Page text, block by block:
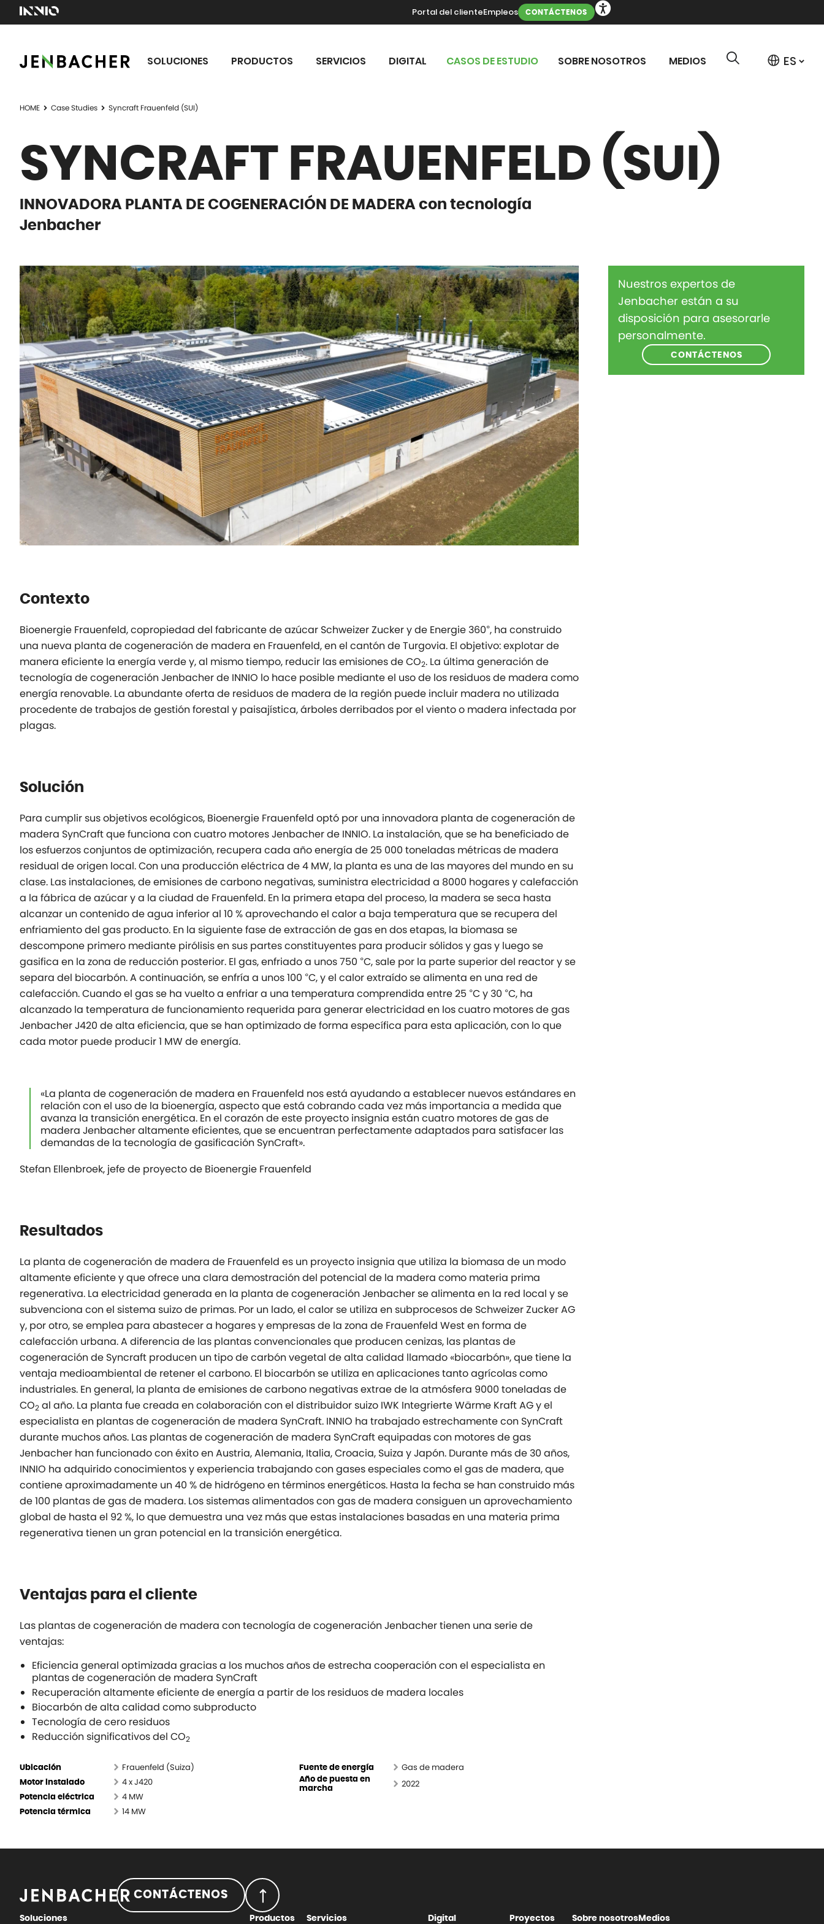
Portal del clienteEmpleos CONTÁCTENOS
SOLUCIONES PRODUCTOS SERVICIOS DIGITAL CASOS DE ESTUDIO SOBRE NOSOTROS MEDIOS
HOME Case Studies Syncraft Frauenfeld (SUI)
SYNCRAFT FRAUENFELD (SUI)
INNOVADORA PLANTA DE COGENERACIÓN DE MADERA con tecnología
Jenbacher
Contexto
Bioenergie Frauenfeld, copropiedad del fabricante de azúcar Schweizer Zucker y de Energie 360°, ha construido
una nueva planta de cogeneración de madera en Frauenfeld, en el cantón de Turgovia. El objetivo: explotar de
manera eficiente la energía verde y, al mismo tiempo, reducir las emisiones de CO2. La última generación de
tecnología de cogeneración Jenbacher de INNIO lo hace posible mediante el uso de los residuos de madera como
energía renovable. La abundante oferta de residuos de madera de la región puede incluir madera no utilizada
procedente de trabajos de gestión forestal y paisajística, árboles derribados por el viento o madera infectada por
plagas.
Solución
Para cumplir sus objetivos ecológicos, Bioenergie Frauenfeld optó por una innovadora planta de cogeneración de
madera SynCraft que funciona con cuatro motores Jenbacher de INNIO. La instalación, que se ha beneficiado de
los esfuerzos conjuntos de optimización, recupera cada año energía de 25 000 toneladas métricas de madera
residual de origen local. Con una producción eléctrica de 4 MW, la planta es una de las mayores del mundo en su
clase. Las instalaciones, de emisiones de carbono negativas, suministra electricidad a 8000 hogares y calefacción
a la fábrica de azúcar y a la ciudad de Frauenfeld. En la primera etapa del proceso, la madera se seca hasta
alcanzar un contenido de agua inferior al 10 % aprovechando el calor a baja temperatura que se recupera del
enfriamiento del gas producto. En la siguiente fase de extracción de gas en dos etapas, la biomasa se
descompone primero mediante pirólisis en sus partes constituyentes para producir sólidos y gas y luego se
gasifica en la zona de reducción posterior. El gas, enfriado a unos 750 °C, sale por la parte superior del reactor y se
separa del biocarbón. A continuación, se enfría a unos 100 °C, y el calor extraído se alimenta en una red de
calefacción. Cuando el gas se ha vuelto a enfriar a una temperatura comprendida entre 25 °C y 30 °C, ha
alcanzado la temperatura de funcionamiento requerida para generar electricidad en los cuatro motores de gas
Jenbacher J420 de alta eficiencia, que se han optimizado de forma específica para esta aplicación, con lo que
cada motor puede producir 1 MW de energía.
«La planta de cogeneración de madera en Frauenfeld nos está ayudando a establecer nuevos estándares en
relación con el uso de la bioenergía, aspecto que está cobrando cada vez más importancia a medida que
avanza la transición energética. En el corazón de este proyecto insignia están cuatro motores de gas de
madera Jenbacher altamente eficientes, que se encuentran perfectamente adaptados para satisfacer las
demandas de la tecnología de gasificación SynCraft».
Stefan Ellenbroek, jefe de proyecto de Bioenergie Frauenfeld
Resultados
La planta de cogeneración de madera de Frauenfeld es un proyecto insignia que utiliza la biomasa de un modo
altamente eficiente y que ofrece una clara demostración del potencial de la madera como materia prima
regenerativa. La electricidad generada en la planta de cogeneración Jenbacher se alimenta en la red local y se
subvenciona con el sistema suizo de primas. Por un lado, el calor se utiliza en subprocesos de Schweizer Zucker AG
y, por otro, se emplea para abastecer a hogares y empresas de la zona de Frauenfeld West en forma de
calefacción urbana. A diferencia de las plantas convencionales que producen cenizas, las plantas de
cogeneración de Syncraft producen un tipo de carbón vegetal de alta calidad llamado «biocarbón», que tiene la
ventaja medioambiental de retener el carbono. El biocarbón se utiliza en aplicaciones tanto agrícolas como
industriales. En general, la planta de emisiones de carbono negativas extrae de la atmósfera 9000 toneladas de
CO2 al año. La planta fue creada en colaboración con el distribuidor suizo IWK Integrierte Wärme Kraft AG y el
especialista en plantas de cogeneración de madera SynCraft. INNIO ha trabajado estrechamente con SynCraft
durante muchos años. Las plantas de cogeneración de madera SynCraft equipadas con motores de gas
Jenbacher han funcionado con éxito en Austria, Alemania, Italia, Croacia, Suiza y Japón. Durante más de 30 años,
INNIO ha adquirido conocimientos y experiencia trabajando con gases especiales como el gas de madera, que
contiene aproximadamente un 40 % de hidrógeno en términos energéticos. Hasta la fecha se han construido más
de 100 plantas de gas de madera. Los sistemas alimentados con gas de madera consiguen un aprovechamiento
global de hasta el 92 %, lo que demuestra una vez más que estas instalaciones basadas en una materia prima
regenerativa tienen un gran potencial en la transición energética.
Ventajas para el cliente
Las plantas de cogeneración de madera con tecnología de cogeneración Jenbacher tienen una serie de
ventajas:
Eficiencia general optimizada gracias a los muchos años de estrecha cooperación con el especialista en
plantas de cogeneración de madera SynCraft
Recuperación altamente eficiente de energía a partir de los residuos de madera locales
Biocarbón de alta calidad como subproducto
Tecnología de cero residuos
Reducción significativos del CO2
Ubicación Frauenfeld (Suiza)
Motor instalado 4 x J420
Potencia eléctrica 4 MW
Potencia térmica 14 MW
Fuente de energía Gas de madera
Año de puesta en
marcha
2022
Nuestros expertos de
Jenbacher están a su
disposición para asesorarle
personalmente.
CONTÁCTENOS
CONTÁCTENOS
Soluciones Productos Servicios Digital Proyectos Sobre nosotros Medios